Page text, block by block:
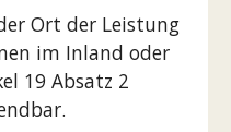
Ort der Leistung
im Inland oder
19 Absatz 2